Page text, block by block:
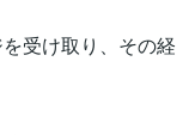
受け取り、その経